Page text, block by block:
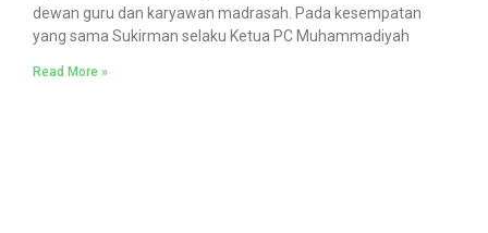
dewan guru dan karyawan madrasah. Pada kesempatan
yang sama Sukirman selaku Ketua PC Muhammadiyah
Read More »